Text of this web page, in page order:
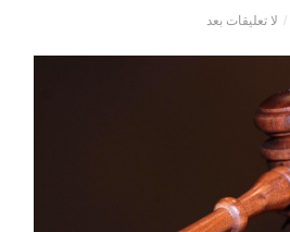
/ لا تعليقات بعد